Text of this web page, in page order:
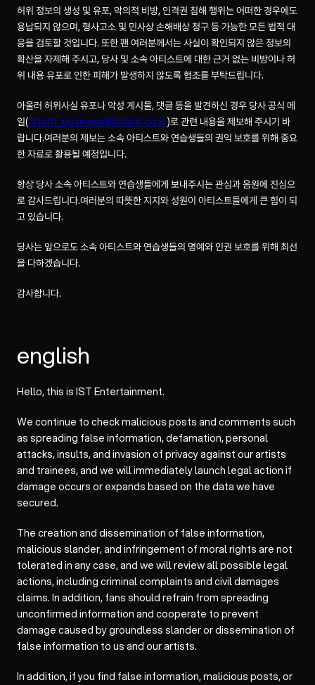
허위 정보의 생성 및 유포, 악의적 비방, 인격권 침해 행위는 어떠한 경우에도
용납되지 않으며, 형사고소 및 민사상 손해배상 청구 등 가능한 모든 법적 대
응을 검토할 것입니다. 또한 팬 여러분께서는 사실이 확인되지 않은 정보의
확산을 자제해 주시고, 당사 및 소속 아티스트에 대한 근거 없는 비방이나 허
위 내용 유포로 인한 피해가 발생하지 않도록 협조를 부탁드립니다.
아울러 허위사실 유포나 악성 게시물, 댓글 등을 발견하신 경우 당사 공식 메
일(istent_business@istent.co.kr)로 관련 내용을 제보해 주시기 바
랍니다.여러분의 제보는 소속 아티스트와 연습생들의 권익 보호를 위해 중요
한 자료로 활용될 예정입니다.
항상 당사 소속 아티스트와 연습생들에게 보내주시는 관심과 음원에 진심으
로 감사드립니다.여러분의 따뜻한 지지와 성원이 아티스트들에게 큰 힘이 되
고 있습니다.
당사는 앞으로도 소속 아티스트와 연습생들의 명예와 인권 보호를 위해 최선
을 다하겠습니다.
감사합니다.
english
Hello, this is IST Entertainment.
We continue to check malicious posts and comments such
as spreading false information, defamation, personal
attacks, insults, and invasion of privacy against our artists
and trainees, and we will immediately launch legal action if
damage occurs or expands based on the data we have
secured.
The creation and dissemination of false information,
malicious slander, and infringement of moral rights are not
tolerated in any case, and we will review all possible legal
actions, including criminal complaints and civil damages
claims. In addition, fans should refrain from spreading
unconfirmed information and cooperate to prevent
damage caused by groundless slander or dissemination of
false information to us and our artists.
In addition, if you find false information, malicious posts, or